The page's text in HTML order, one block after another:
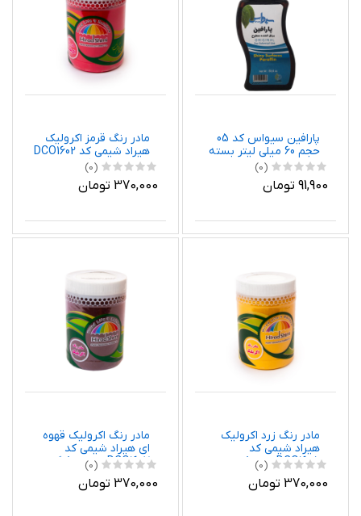
پارافین سیواس کد 05
حجم 60 میلی لیتر بسته
2 عددی
(0)
91,900 تومان
مادر رنگ قرمز اکرولیک
هیراد شیمی کد DCO1602
وزن 0.8 کیلوگرم
(0)
370,000 تومان
مادر رنگ زرد اکرولیک
هیراد شیمی کد
DCO1605 وزن 0.8
کیلوگرم
(0)
370,000 تومان
مادر رنگ اکرولیک قهوه
ای هیراد شیمی کد
DCO1607 وزن 800 گرم
(0)
370,000 تومان